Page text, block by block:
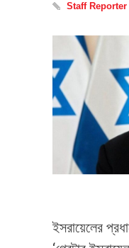
Staff Reporter
ইসরায়েলের